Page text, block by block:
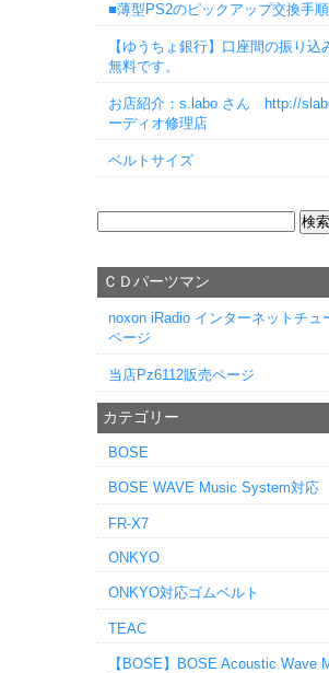
■薄型PS2のピックアップ交換手
【ゆうちょ銀行】口座間の振り込
無料です。
お店紹介：s.labo さん http://
ーディオ修理店
ベルトサイズ
ＣＤパーツマン
noxon iRadio インターネットチュ
ページ
当店Pz6112販売ページ
カテゴリー
BOSE
BOSE WAVE Music System対応
FR-X7
ONKYO
ONKYO対応ゴムベルト
TEAC
【BOSE】BOSE Acoustic Wave